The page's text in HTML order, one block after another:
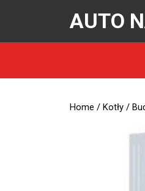
AUTO
Home / Kotły /